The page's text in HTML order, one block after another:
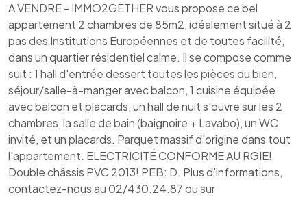
A VENDRE - IMMO2GETHER vous propose ce bel
appartement 2 chambres de 85m2, idéalement situé à 2
pas des Institutions Européennes et de toutes facilité,
dans un quartier résidentiel calme. Il se compose comme
suit : 1 hall d'entrée dessert toutes les pièces du bien,
séjour/salle-à-manger avec balcon, 1 cuisine équipée
avec balcon et placards, un hall de nuit s'ouvre sur les 2
chambres, la salle de bain (baignoire + Lavabo), un WC
invité, et un placards. Parquet massif d'origine dans tout
l'appartement. ELECTRICITÉ CONFORME AU RGIE!
Double châssis PVC 2013! PEB: D. Plus d'informations,
contactez-nous au 02/430.24.87 ou sur